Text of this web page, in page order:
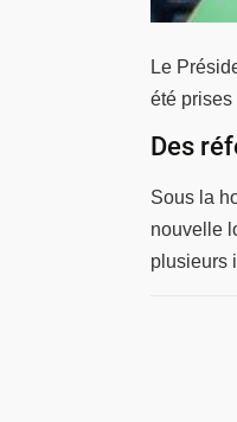
Le
été prises
Des
Sous la
nouvelle
plusieurs